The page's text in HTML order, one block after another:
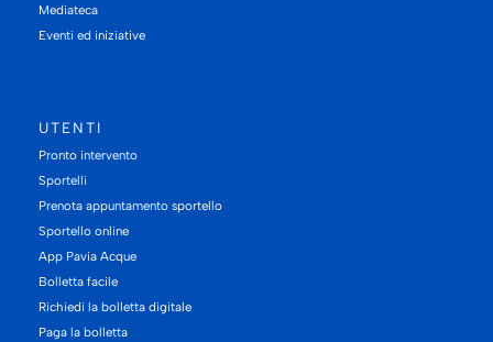
Mediateca
Eventi ed iniziative
UTENTI
Pronto intervento
Sportelli
Prenota appuntamento sportello
Sportello online
App Pavia Acque
Bolletta facile
Richiedi la bolletta digitale
Paga la bolletta